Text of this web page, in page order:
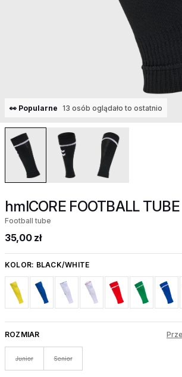
👀 Popularne 13 osób oglądało to ostatnio
hmlCORE FOOTBALL TUBE
Football tube
35,00 zł
KOLOR: BLACK/WHITE
ROZMIAR
Junior Senior